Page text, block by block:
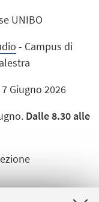
UNIBO
- Campus di
Giugno 2026
Dalle 8.30 alle